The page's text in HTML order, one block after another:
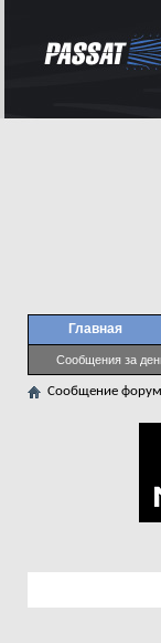
Главная
Сообщения за
Сообщение